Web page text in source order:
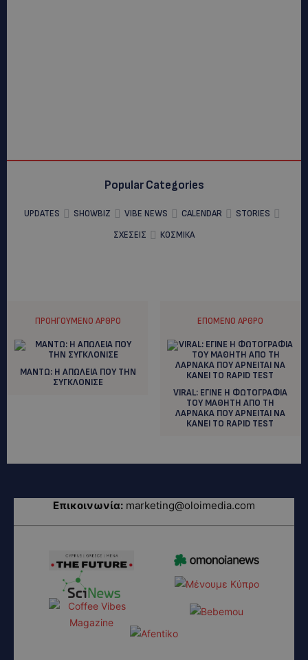
Popular Categories
UPDATES SHOWBIZ VIBE NEWS CALENDAR
STORIES
ΣΧΕΣΕΙΣ
ΚΟΣΜΙΚΑ
ΠΡΟΗΓΟΎΜΕΝΟ ΆΡΘΡΟ
ΜΑΝΤΩ: H AΠΩΛΕΙΑ ΠΟΥ ΤΗΝ
ΣΥΓΚΛΟΝΙΣΕ
ΕΠΌΜΕΝΟ ΆΡΘΡΟ
VIRAL: ΕΓΙΝΕ Η ΦΩΤΟΓΡΑΦΙΑ
ΤΟΥ ΜΑΘΗΤΗ ΑΠΟ ΤΗ
ΛΑΡΝΑΚΑ ΠΟΥ ΑΡΝΕΙΤΑΙ ΝΑ
ΚΑΝΕΙ ΤΟ RAPID TEST
Επικοινωνία: marketing@oloimedia.com